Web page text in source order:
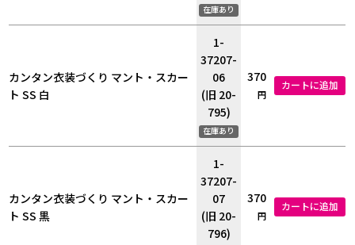
在庫あり
カンタン衣装づくり マント・スカー
ト SS 白
1-
37207-
06
(旧 20-
795)
在庫あり
370
円
カートに追加
カンタン衣装づくり マント・スカー
ト SS 黒
1-
37207-
07
(旧 20-
796)
370
円
カートに追加